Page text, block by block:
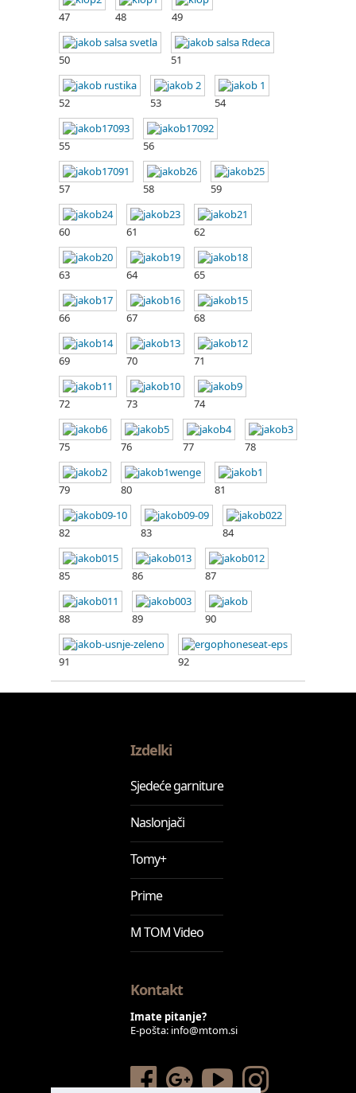
47 48 49
50 51
52 53 54
55 56
57 58 59
60 61 62
63 64 65
66 67 68
69 70 71
72 73 74
75 76 77 78
79 80 81
82 83 84
85 86 87
88 89 90
91 92
Izdelki
Sjedeće garniture
Naslonjači
Tomy+
Prime
M TOM Video
Kontakt
Imate pitanje?
E-pošta: info@mtom.si